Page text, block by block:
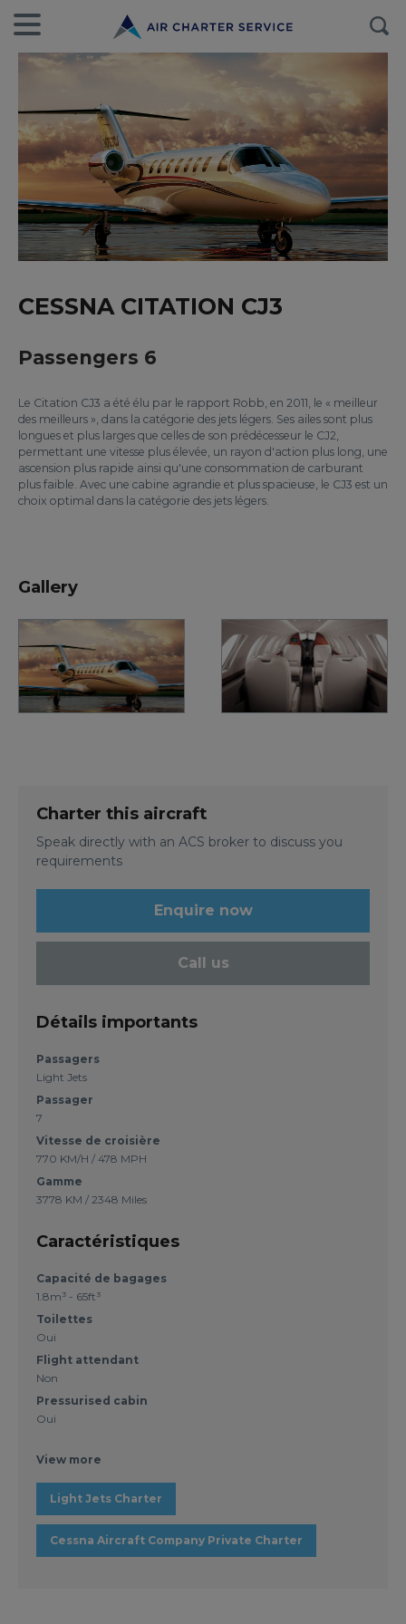
CESSNA CITATION CJ3
Passengers 6
Le Citation CJ3 a été élu par le rapport Robb, en 2011, le « meilleur
des meilleurs », dans la catégorie des jets légers. Ses ailes sont plus
longues et plus larges que celles de son prédécesseur le CJ2,
permettant une vitesse plus élevée, un rayon d'action plus long, une
ascension plus rapide ainsi qu'une consommation de carburant
plus faible. Avec une cabine agrandie et plus spacieuse, le CJ3 est un
choix optimal dans la catégorie des jets légers.
Gallery
Charter this aircraft
Speak directly with an ACS broker to discuss you
requirements
Enquire now
Call us
Détails importants
Passagers
Light Jets
Passager
7
Vitesse de croisière
770 KM/H / 478 MPH
Gamme
3778 KM / 2348 Miles
Caractéristiques
Capacité de bagages
1.8m³ - 65ft³
Toilettes
Oui
Flight attendant
Non
Pressurised cabin
Oui
View more
Light Jets Charter
Cessna Aircraft Company Private Charter